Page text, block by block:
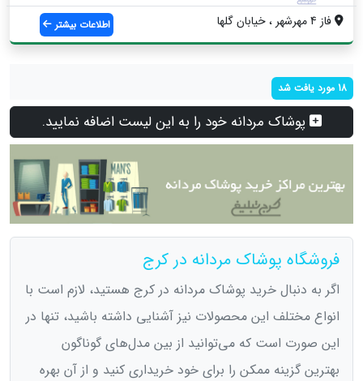
فاز 4 مهرشهر ، خیابان گلها اطلاعات بیشتر
18 مورد یافت شد
پوشاک مردانه خود را به این لیست اضافه نمایید.
فروشگاه پوشاک مردانه در کرج
اگر به دنبال خرید پوشاک مردانه در کرج هستید، لازم است با
انواع مختلف این محصولات نیز آشنایی داشته باشید، تنها در
این صورت است که می‌توانید از بین مدل‌های گوناگون
بهترین گزینه ممکن را برای خود خریداری کنید و از آن بهره